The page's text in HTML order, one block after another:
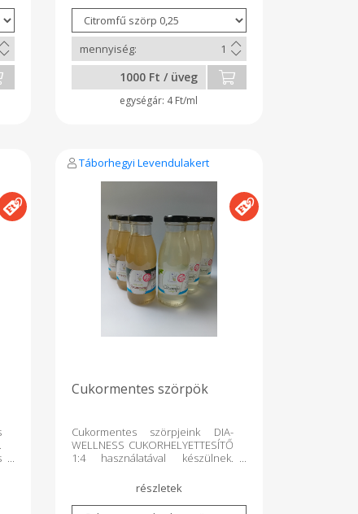
1000 Ft / üveg
4 Ft/ml
Táborhegyi Levendulakert
Cukormentes szörpök
Cukormentes szörpjeink DIA-
WELLNESS CUKORHELYETTESÍTŐ
1:4 használatával készülnek.
a tartósítási eljárás ugyanaz, mint
palackozom, 3 napig száraz